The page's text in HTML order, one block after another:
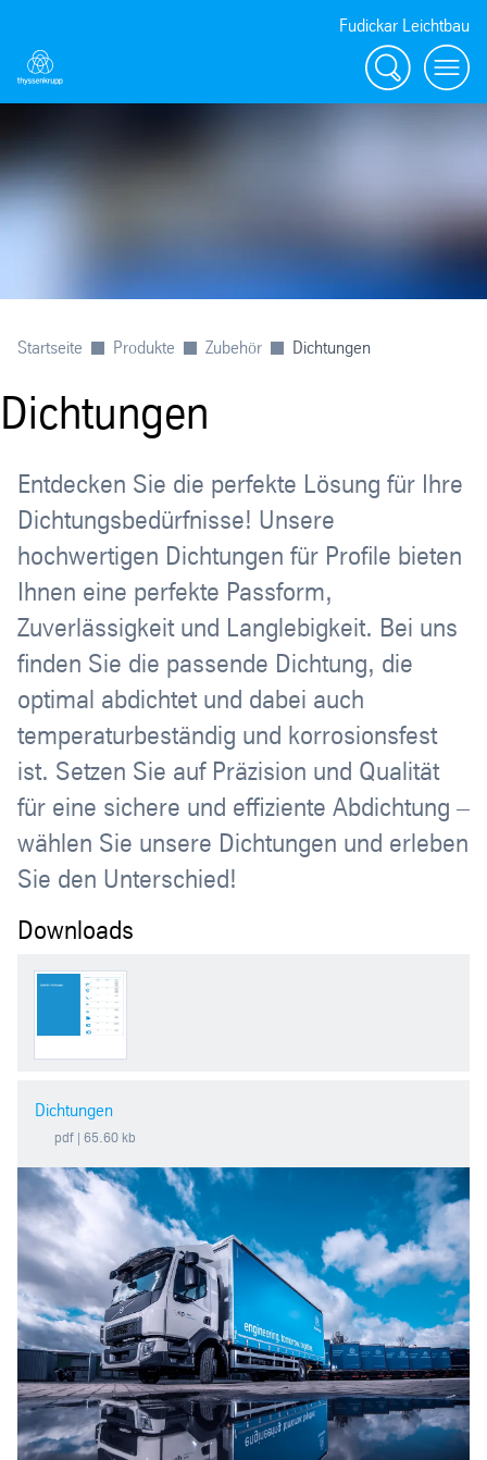
Fudickar Leichtbau
Suche
menu
Startseite Produkte Zubehör Dichtungen
Dichtungen
Entdecken Sie die perfekte Lösung für Ihre
Dichtungsbedürfnisse! Unsere
hochwertigen Dichtungen für Profile bieten
Ihnen eine perfekte Passform,
Zuverlässigkeit und Langlebigkeit. Bei uns
finden Sie die passende Dichtung, die
optimal abdichtet und dabei auch
temperaturbeständig und korrosionsfest
ist. Setzen Sie auf Präzision und Qualität
für eine sichere und effiziente Abdichtung –
wählen Sie unsere Dichtungen und erleben
Sie den Unterschied!
Downloads
Dichtungen
pdf | 65.60 kb